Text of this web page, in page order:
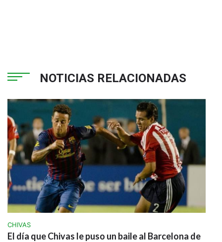
NOTICIAS RELACIONADAS
CHIVAS
El día que Chivas le puso un baile al Barcelona de